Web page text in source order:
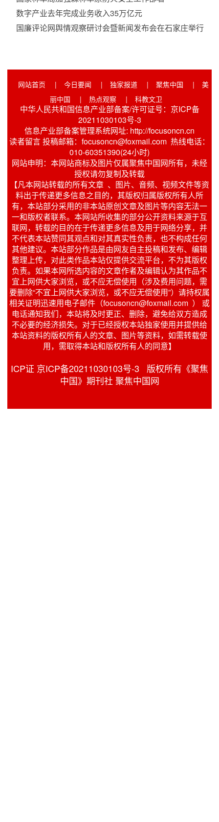
数字产业去年完成业务收入35万亿元
国廉评论网舆情观察研讨会暨新闻发布会在石家庄举行
网站首页 | 今日要闻 | 独家报道 | 聚焦中国 |
美
丽中国
| 热点观察 | 科教文卫
中华人民共和国信息产业部备案/许可证号：京ICP备
20211030103号-3
信息产业部备案管理系统网址: http://focusoncn.cn
读者留言 投稿邮箱：focusoncn@foxmail.com 热线电话：
010-60351390(24小时)
网站申明：本网站商标及图片仅属聚焦中国网所有，未经
授权请勿复制及转载
【凡本网站转载的所有文章 、图片、音频、视频文件等资
料出于传递更多信息之目的，其版权归属版权所有人所
有，本站部分采用的非本站原创文章及图片等内容无法一
一和版权者联系。本网站所收集的部分公开资料来源于互
联网，转载的目的在于传递更多信息及用于网络分享，并
不代表本站赞同其观点和对其真实性负责，也不构成任何
其他建议。本站部分作品是由网友自主投稿和发布、编辑
整理上传，对此类作品本站仅提供交流平台，不为其版权
负责。如果本网所选内容的文章作者及编辑认为其作品不
宜上网供大家浏览，或不应无偿使用（涉及费用问题，需
要删除“不宜上网供大家浏览，或不应无偿使用”）请持权属
相关证明迅速用电子邮件（focusoncn@foxmail.com ） 或
电话通知我们，本站将及时更正、删除，避免给双方造成
不必要的经济损失。对于已经授权本站独家使用并提供给
本站资料的版权所有人的文章、图片等资料，如需转载使
用，需取得本站和版权所有人的同意】
ICP证 京ICP备20211030103号-3 版权所有《聚焦
中国》期刊社 聚焦中国网